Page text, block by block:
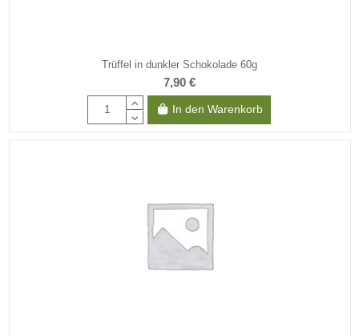
Trüffel in dunkler Schokolade 60g
7,90 €
In den Warenkorb